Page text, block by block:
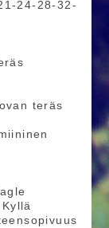
24-28-32-
teräs